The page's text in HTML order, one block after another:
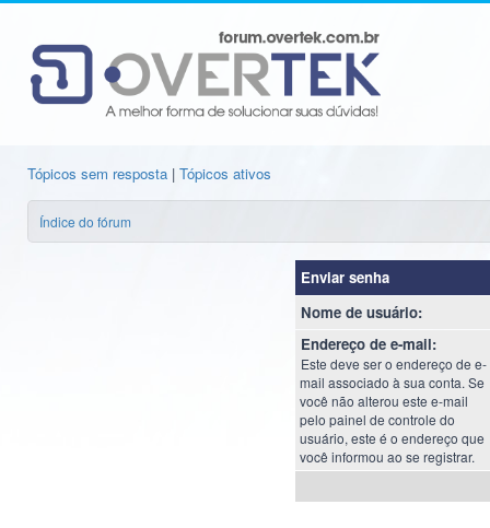
Tópicos sem resposta | Tópicos ativos
Índice do fórum
Enviar senha
Nome de usuário:
Endereço de e-mail:
Este deve ser o endereço de e-
mail associado à sua conta. Se
você não alterou este e-mail
pelo painel de controle do
usuário, este é o endereço que
você informou ao se registrar.